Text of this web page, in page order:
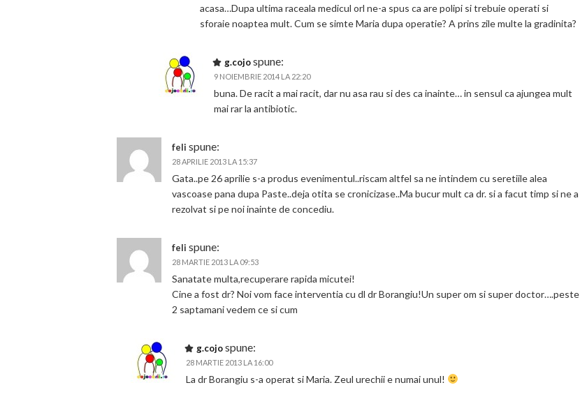
acasa…Dupa ultima raceala medicul orl ne-a spus ca are polipi si trebuie operati si
sforaie noaptea mult. Cum se simte Maria dupa operatie? A prins zile multe la gradinita?
g.cojospune:
9 NOIEMBRIE 2014 LA 22:20
buna. De racit a mai racit, dar nu asa rau si des ca inainte… in sensul ca ajungea mult
mai rar la antibiotic.
feli spune:
28 APRILIE 2013 LA 15:37
Gata..pe 26 aprilie s-a produs evenimentul..riscam altfel sa ne intindem cu seretiile alea
vascoase pana dupa Paste..deja otita se cronicizase..Ma bucur mult ca dr. si a facut timp si ne a
rezolvat si pe noi inainte de concediu.
feli spune:
28 MARTIE 2013 LA 09:53
Sanatate multa,recuperare rapida micutei!
Cine a fost dr? Noi vom face interventia cu dl dr Borangiu!Un super om si super doctor….peste
2 saptamani vedem ce si cum
g.cojospune:
28 MARTIE 2013 LA 16:00
La dr Borangiu s-a operat si Maria. Zeul urechii e numai unul!